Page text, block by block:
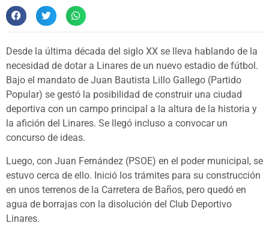
Desde la última década del siglo XX se lleva hablando de la
necesidad de dotar a Linares de un nuevo estadio de fútbol.
Bajo el mandato de Juan Bautista Lillo Gallego (Partido
Popular) se gestó la posibilidad de construir una ciudad
deportiva con un campo principal a la altura de la historia y
la afición del Linares. Se llegó incluso a convocar un
concurso de ideas.
Luego, con Juan Fernández (PSOE) en el poder municipal, se
estuvo cerca de ello. Inició los trámites para su construcción
en unos terrenos de la Carretera de Baños, pero quedó en
agua de borrajas con la disolución del Club Deportivo
Linares.